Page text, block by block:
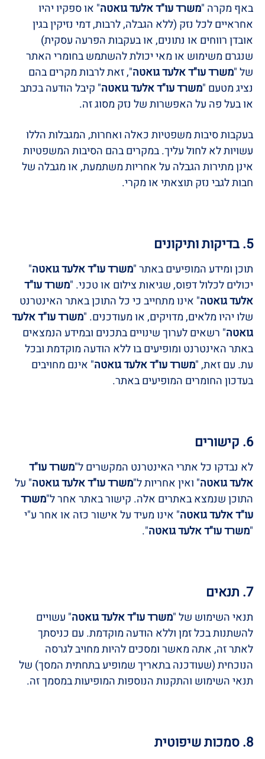
באף מקרה "משרד עו"ד אלעד גואטה" או ספקיו יהיו
אחראיים לכל נזק (ללא הגבלה, לרבות, דמי נזיקין בגין
אובדן רווחים או נתונים, או בעקבות הפרעה עסקית)
שנגרם משימוש או מאי יכולת להשתמש בחומרי האתר
של "משרד עו"ד אלעד גואטה", זאת לרבות מקרים בהם
נציג מטעם "משרד עו"ד אלעד גואטה" קיבל הודעה בכתב
או בעל פה על האפשרות של נזק מסוג זה.
בעקבות סיבות משפטיות כאלה ואחרות, המגבלות הללו
עשויות לא לחול עליך. במקרים בהם הסיבות המשפטיות
אינן מתירות הגבלה על אחריות משתמעת, או מגבלה של
חבות לגבי נזק תוצאתי או מקרי.
5. בדיקות ותיקונים
תוכן ומידע המופיעים באתר "משרד עו"ד אלעד גואטה"
יכולים לכלול דפוס, שגיאות צילום או טכני. "משרד עו"ד
אלעד גואטה" אינו מתחייב כי כל התוכן באתר האינטרנט
שלו יהיו מלאים, מדויקים, או מעודכנים. "משרד עו"ד אלעד
גואטה" רשאים לערוך שינויים בתכנים ובמידע הנמצאים
באתר האינטרנט ומופיעים בו ללא הודעה מוקדמת ובכל
עת. עם זאת, "משרד עו"ד אלעד גואטה" אינם מחויבים
בעדכון החומרים המופיעים באתר.
6. קישורים
לא נבדקו כל אתרי האינטרנט המקשרים ל"משרד עו"ד
אלעד גואטה" ואין אחריות ל"משרד עו"ד אלעד גואטה" על
התוכן שנמצא באתרים אלה. קישור באתר אחר ל"משרד
עו"ד אלעד גואטה" אינו מעיד על אישור כזה או אחר ע"י
"משרד עו"ד אלעד גואטה".
7. תנאים
תנאי השימוש של "משרד עו"ד אלעד גואטה" עשויים
להשתנות בכל זמן וללא הודעה מוקדמת. עם כניסתך
לאתר זה, אתה מאשר ומסכים להיות מחויב לגרסה
הנוכחית (שעודכנה בתאריך שמופיע בתחתית המסך) של
תנאי השימוש והתקנות הנוספות המופיעות במסמך זה.
8. סמכות שיפוטית